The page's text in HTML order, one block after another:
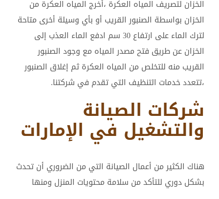
الخزان لتصريف المياه العكرة ،أخرج المياه العكرة من
الخزان بواسطة الصنبور القريب أو بأي وسيلة أخرى متاحة
لترك الماء على ارتفاع 30 سم ادفع الماء العذب إلى
الخزان عن طريق فتح مصدر المياه مع وجود الصنبور
القريب منه للتخلص من المياه العكرة ثم إغلاق الصنبور
،تتعدد خدمات التنظيف التي تقدم في شركتنا.
شركات الصيانة
والتشغيل في الإمارات
هناك الكثير من أعمال الصيانة التي من الضروري أن تحدث
بشكل دوري للتأكد من سلامة محتويات المنزل ومنها